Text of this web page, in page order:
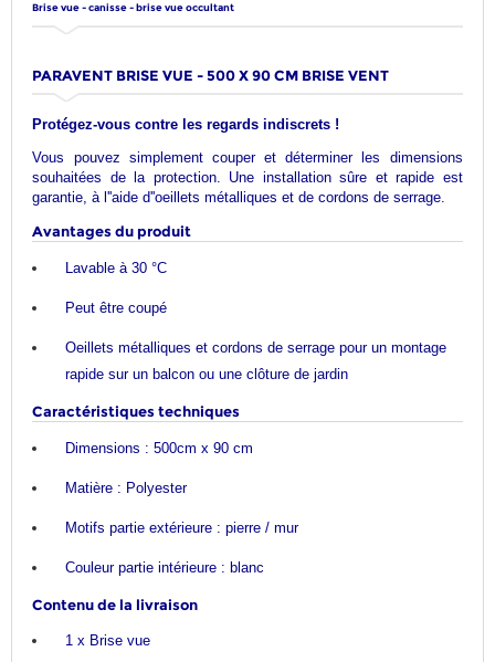
Brise vue - canisse - brise vue occultant
PARAVENT BRISE VUE - 500 X 90 CM BRISE VENT
Protégez-vous contre les regards indiscrets !
Vous pouvez simplement couper et déterminer les dimensions
souhaitées de la protection. Une installation sûre et rapide est
garantie, à l''aide d''oeillets métalliques et de cordons de serrage.
Avantages du produit
Lavable à 30 °C
Peut être coupé
Oeillets métalliques et cordons de serrage pour un montage
rapide sur un balcon ou une clôture de jardin
Caractéristiques techniques
Dimensions : 500cm x 90 cm
Matière : Polyester
Motifs partie extérieure : pierre / mur
Couleur partie intérieure : blanc
Contenu de la livraison
1 x Brise vue